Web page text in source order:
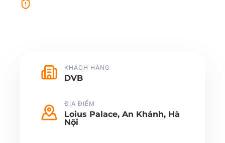
KHÁCH HÀNG
DVB
ĐỊA ĐIỂM
Loius Palace, An Khánh, Hà
Nội